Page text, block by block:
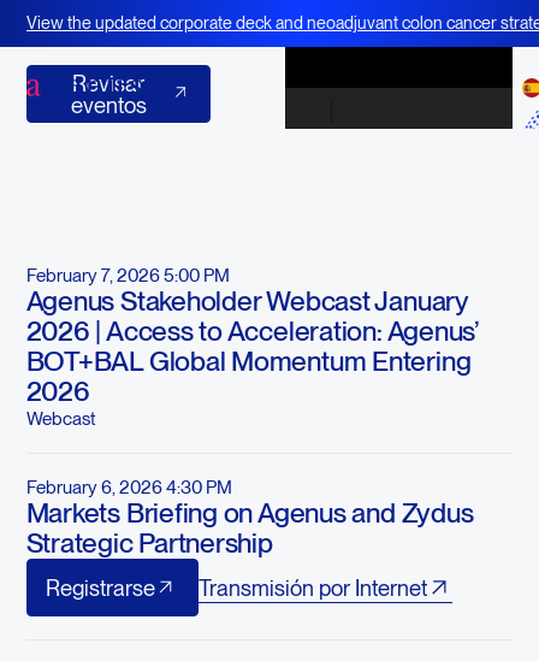
View the updated corporate deck and neoadjuvant colon cancer
BOT+BAL
corporativa
Revisar
eventos
Revisar eventos
February 7, 2026 5:00 PM
Agenus Stakeholder Webcast January
2026 | Access to Acceleration: Agenus’
BOT+BAL Global Momentum Entering
2026
Webcast
February 6, 2026 4:30 PM
Markets Briefing on Agenus and Zydus
Strategic Partnership
Registrarse
Registrarse
Transmisión por Internet